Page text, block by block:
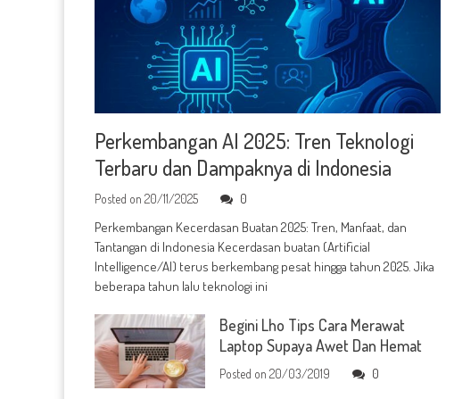
Perkembangan AI 2025: Tren Teknologi
Terbaru dan Dampaknya di Indonesia
Posted on20/11/2025 0
Perkembangan Kecerdasan Buatan 2025: Tren, Manfaat, dan
Tantangan di Indonesia Kecerdasan buatan (Artificial
Intelligence/AI) terus berkembang pesat hingga tahun 2025. Jika
beberapa tahun lalu teknologi ini
Begini Lho Tips Cara Merawat
Laptop Supaya Awet Dan Hemat
Posted on 20/03/2019 0